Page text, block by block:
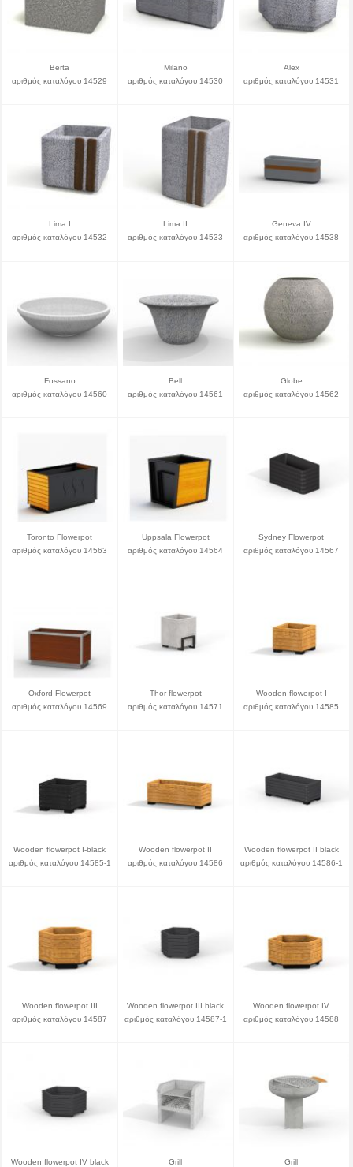
Berta
αριθμός καταλόγου 14529
Milano
αριθμός καταλόγου 14530
Alex
αριθμός καταλόγου 14531
Lima I
αριθμός καταλόγου 14532
Lima II
αριθμός καταλόγου 14533
Geneva IV
αριθμός καταλόγου 14538
Fossano
αριθμός καταλόγου 14560
Bell
αριθμός καταλόγου 14561
Globe
αριθμός καταλόγου 14562
Toronto Flowerpot
αριθμός καταλόγου 14563
Uppsala Flowerpot
αριθμός καταλόγου 14564
Sydney Flowerpot
αριθμός καταλόγου 14567
Oxford Flowerpot
αριθμός καταλόγου 14569
Thor flowerpot
αριθμός καταλόγου 14571
Wooden flowerpot I
αριθμός καταλόγου 14585
Wooden flowerpot I-black
αριθμός καταλόγου 14585-1
Wooden flowerpot II
αριθμός καταλόγου 14586
Wooden flowerpot II black
αριθμός καταλόγου 14586-1
Wooden flowerpot III
αριθμός καταλόγου 14587
Wooden flowerpot III black
αριθμός καταλόγου 14587-1
Wooden flowerpot IV
αριθμός καταλόγου 14588
Wooden flowerpot IV black Grill Grill